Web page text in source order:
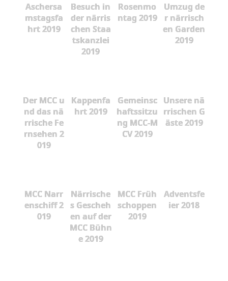
Aschersa
mstagsfa
hrt 2019
Besuch in
der närris
chen Staa
tskanzlei
2019
Rosenmo
ntag 2019
Umzug de
r närrisch
en Garden
2019
Der MCC u
nd das nä
rrische Fe
rnsehen 2
019
Kappenfa
hrt 2019
Gemeinsc
haftssitzu
ng MCC-M
CV 2019
Unsere nä
rrischen G
äste 2019
MCC Narr
enschiff 2
019
Närrische
s Gescheh
en auf der
MCC Bühn
e 2019
MCC Früh
schoppen
2019
Adventsfe
ier 2018